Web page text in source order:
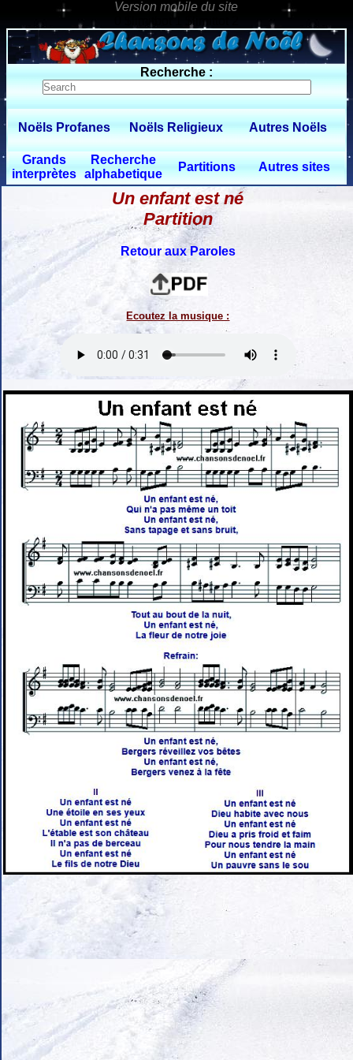
0 $limitbot 1 $limittot 2
Recherche :
Noëls Profanes Noëls Religieux Autres Noëls
Grands
interprètes
Recherche
alphabetique
Partitions Autres sites
Un enfant est né
Partition
Retour aux Paroles
Ecoutez la musique :